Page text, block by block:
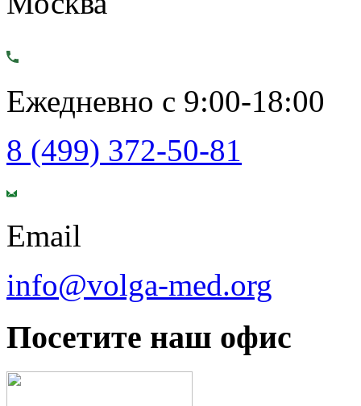
Ежедневно с 9:00-18:00
8 (499) 372-50-81
Email
info@volga-med.org
Посетите наш офис